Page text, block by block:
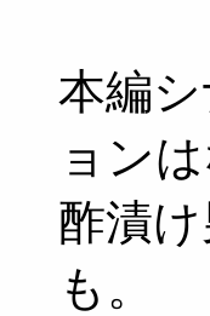
本編
ョン
酢漬
も。